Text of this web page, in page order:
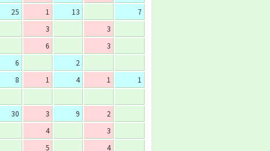
25 1 13
7
3
3
6
3
6
2
8 1 4 1
1
30 3 9
2
4
3
5 4